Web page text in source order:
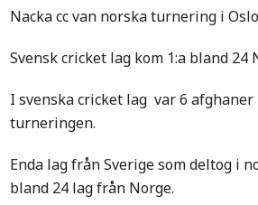
Nacka cc van norska turnering i
Svensk cricket lag kom 1:a bland 24
I svenska cricket lag var 6
turneringen.
Enda lag från Sverige som deltog i
bland 24 lag från Norge.